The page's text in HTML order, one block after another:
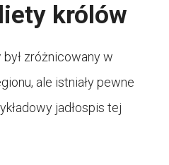
królów
zróżnicowany w
ale istniały pewne
jadłospis tej